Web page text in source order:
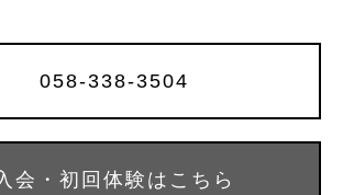
058-338-3504
会・初回体験はこちら